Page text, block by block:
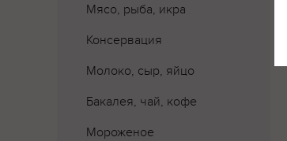
Мясо, рыба, икра
Консервация
Молоко, сыр, яйцо
Бакалея, чай, кофе
Мороженое